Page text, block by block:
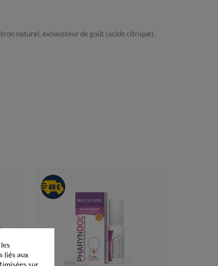
naturel, exhausteur de goût (acide citrique).
liés aux